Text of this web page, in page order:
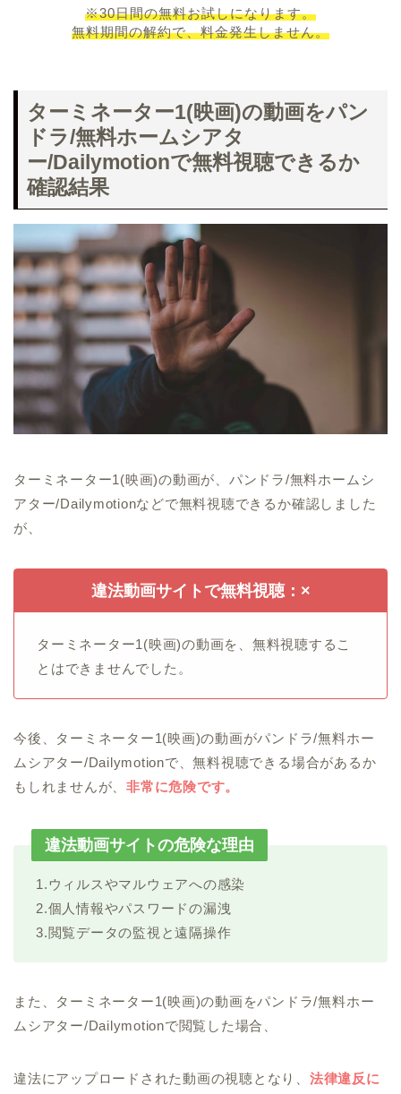
※30日間の無料お試しになります。
無料期間の解約で、料金発生しません。
ターミネーター1(映画)の動画をパン
ドラ/無料ホームシアタ
ー/Dailymotionで無料視聴できるか
確認結果
ターミネーター1(映画)の動画が、パンドラ/無料ホームシ
アター/Dailymotionなどで無料視聴できるか確認しました
が、
違法動画サイトで無料視聴：×
ターミネーター1(映画)の動画を、無料視聴するこ
とはできませんでした。
今後、ターミネーター1(映画)の動画がパンドラ/無料ホー
ムシアター/Dailymotionで、無料視聴できる場合があるか
もしれませんが、非常に危険です。
違法動画サイトの危険な理由
1.ウィルスやマルウェアへの感染
2.個人情報やパスワードの漏洩
3.閲覧データの監視と遠隔操作
また、ターミネーター1(映画)の動画をパンドラ/無料ホー
ムシアター/Dailymotionで閲覧した場合、
違法にアップロードされた動画の視聴となり、 法律違反に